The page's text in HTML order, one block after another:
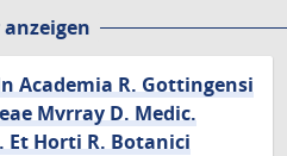
Academia R. Gottingensi
Mvrray D. Medic.
Et Horti R. Botanici